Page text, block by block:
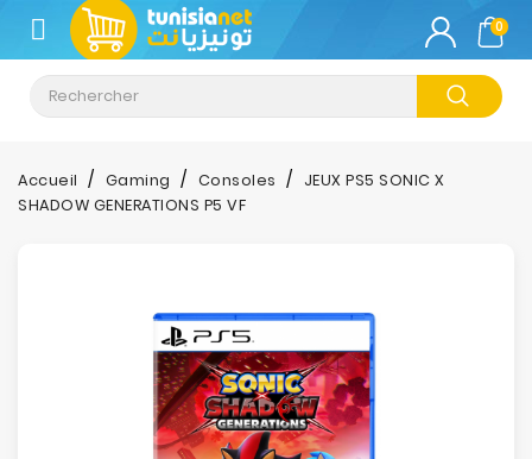
CATÉGORIE
Climatisation
Informatique
0
Accueil Gaming Consoles
JEUX PS5 SONIC X
SHADOW GENERATIONS P5 VF